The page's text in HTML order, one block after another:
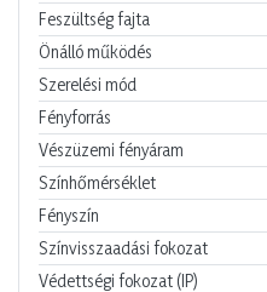
Feszültség fajta
Önálló működés
Szerelési mód
Fényforrás
Vészüzemi fényáram
Színhőmérséklet
Fényszín
Színvisszaadási fokozat
Védettségi fokozat (IP)